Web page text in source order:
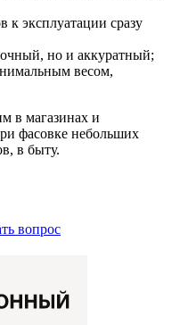
к эксплуатации сразу
но и аккуратный;
весом,
в магазинах и
фасовке небольших
в быту.
вопрос